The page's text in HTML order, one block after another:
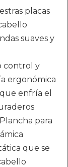
placas
suaves y
control y
ergonómica
enfría el
para
que se